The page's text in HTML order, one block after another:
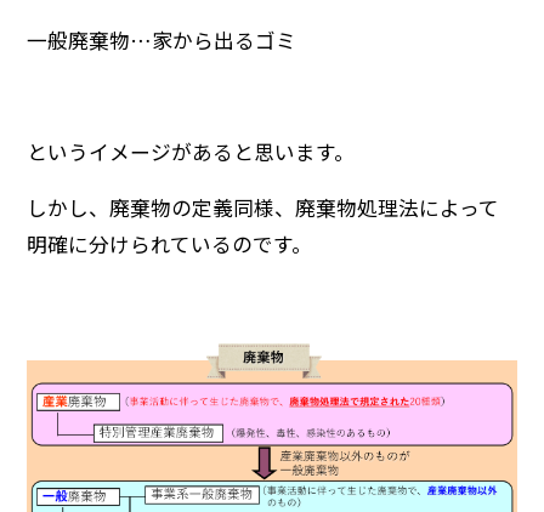
一般廃棄物…家から出るゴミ
というイメージがあると思います。
しかし、廃棄物の定義同様、廃棄物処理法によって
明確に分けられているのです。